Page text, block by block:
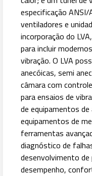
especificação ANSI/
ventiladores e
incorporação do
para incluir
vibração. O LVA
anecóicas, semi
câmara com
para ensaios de
de equipamentos
equipamentos de
ferramentas
diagnóstico de
desenvolvimento
desempenho,